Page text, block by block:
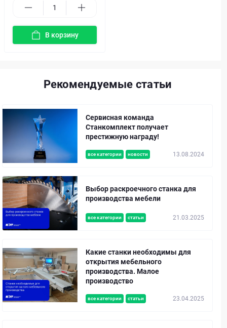
В корзину
Рекомендуемые статьи
все категории новости 13.08.2024
Сервисная команда
Станкомплект получает
престижную награду!
все категории статьи 21.03.2025
Выбор раскроечного станка для
производства мебели
все категории статьи 23.04.2025
Какие станки необходимы для
открытия мебельного
производства. Малое
производство